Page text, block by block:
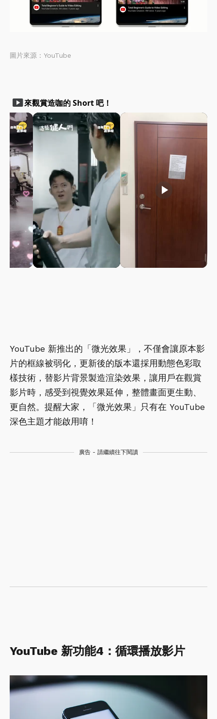
圖片來源：YouTube
smart_display來觀賞造咖的 Short 吧！
play_arrow play_arrow
YouTube 新推出的「微光效果」，不僅會讓原本影
片的框線被弱化，更新後的版本還採用動態色彩取
樣技術，替影片背景製造渲染效果，讓用戶在觀賞
影片時，感受到視覺效果延伸，整體畫面更生動、
更自然。提醒大家，「微光效果」只有在 YouTube
深色主題才能啟用唷！
廣告 - 請繼續往下閱讀
YouTube 新功能4：循環播放影片